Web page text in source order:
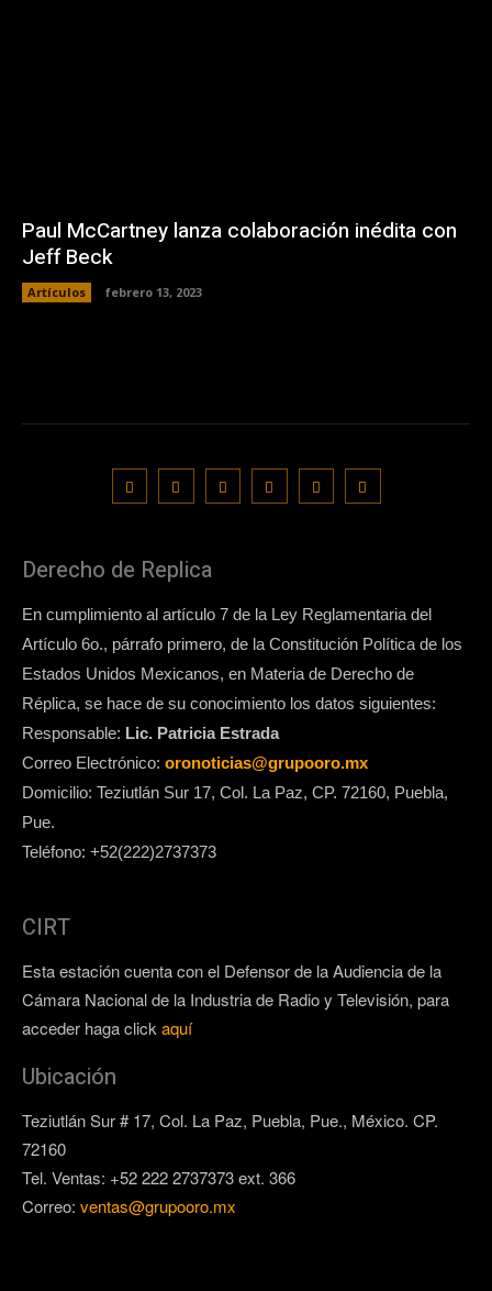
Paul McCartney lanza colaboración inédita con
Jeff Beck
Artículos febrero 13, 2023
Derecho de Replica
En cumplimiento al artículo 7 de la Ley Reglamentaria del
Artículo 6o., párrafo primero, de la Constitución Política de los
Estados Unidos Mexicanos, en Materia de Derecho de
Réplica, se hace de su conocimiento los datos siguientes:
Responsable: Lic. Patricia Estrada
Correo Electrónico: oronoticias@grupooro.mx
Domicilio: Teziutlán Sur 17, Col. La Paz, CP. 72160, Puebla,
Pue.
Teléfono: +52(222)2737373
CIRT
Esta estación cuenta con el Defensor de la Audiencia de la
Cámara Nacional de la Industria de Radio y Televisión, para
acceder haga clickaquí
Ubicación
Teziutlán Sur # 17, Col. La Paz, Puebla, Pue., México. CP.
72160
Tel. Ventas: +52 222 2737373 ext. 366
Correo: ventas@grupooro.mx